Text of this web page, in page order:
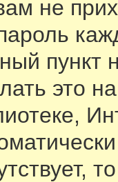
не
пункт
это